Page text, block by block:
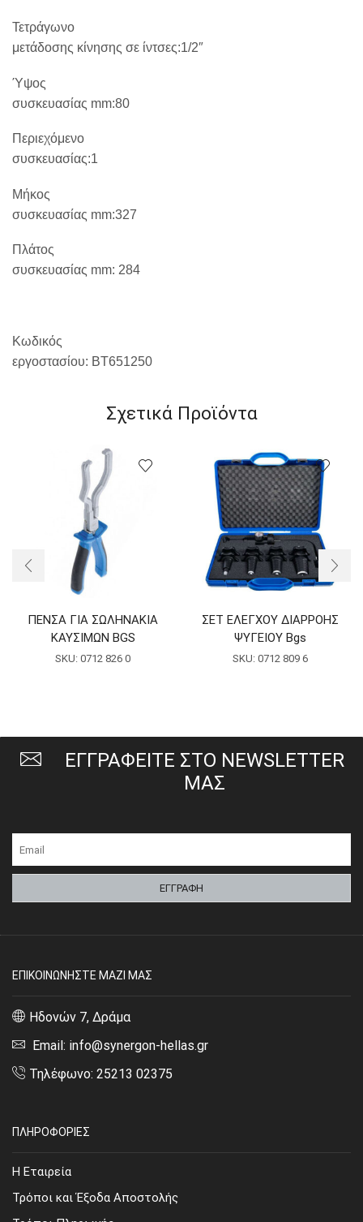
Τετράγωνο
μετάδοσης κίνησης σε ίντσες:1/2″
Ύψος
συσκευασίας mm:80
Περιεχόμενο
συσκευασίας:1
Μήκος
συσκευασίας mm:327
Πλάτος
συσκευασίας mm: 284
Κωδικός
εργοστασίου: BT651250
Σχετικά Προϊόντα
ΠΕΝΣΑ ΓΙΑ ΣΩΛΗΝΑΚΙΑ
ΚΑΥΣΙΜΩΝ BGS
SKU: 0712 826 0
ΣΕΤ ΕΛΕΓΧΟΥ ΔΙΑΡΡΟΗΣ
ΨΥΓΕΙΟΥ Bgs
SKU: 0712 809 6
ΕΓΓΡΑΦΕΙΤΕ ΣΤΟ NEWSLETTER
ΜΑΣ
ΕΠΙΚΟΙΝΩΝΗΣΤΕ ΜΑΖΙ ΜΑΣ
Ηδονών 7, Δράμα
Email: info@synergon-hellas.gr
Τηλέφωνο: 25213 02375
ΠΛΗΡΟΦΟΡΙΕΣ
Η Εταιρεία
Τρόποι και Έξοδα Αποστολής